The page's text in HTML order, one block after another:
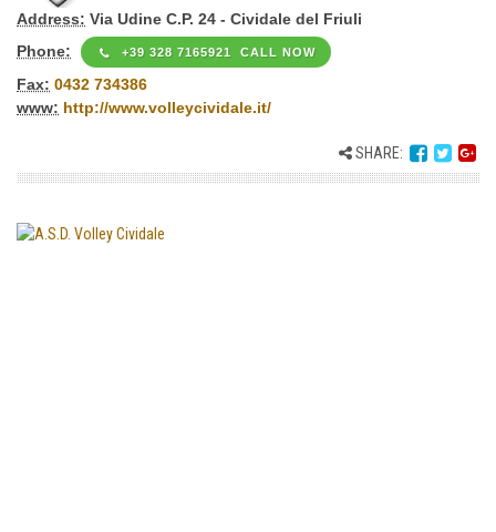
Address: Via Udine C.P. 24 - Cividale del Friuli
Phone:
+39 328 7165921 CALL NOW
Fax: 0432 734386
www: http://www.volleycividale.it/
SHARE: